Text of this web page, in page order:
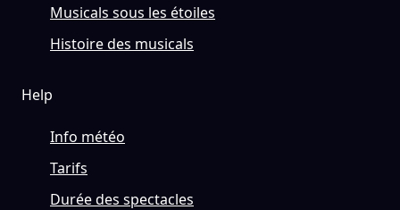
Musicals sous les étoiles
Histoire des musicals
Help
Info météo
Tarifs
Durée des spectacles